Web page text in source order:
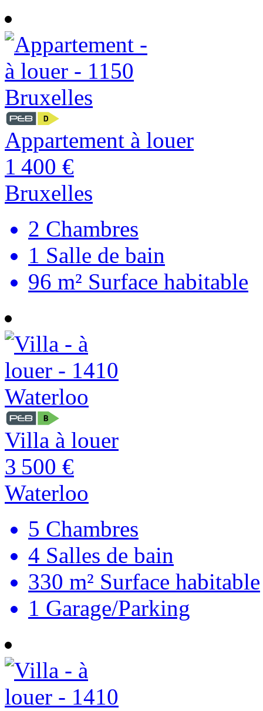
Appartement à louer
1 400 €
Bruxelles
2 Chambres
1 Salle de bain
96 m² Surface habitable
Villa à louer
3 500 €
Waterloo
5 Chambres
4 Salles de bain
330 m² Surface habitable
1 Garage/Parking